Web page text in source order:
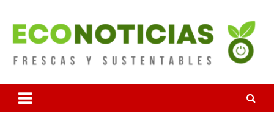
contenido
Econoticias